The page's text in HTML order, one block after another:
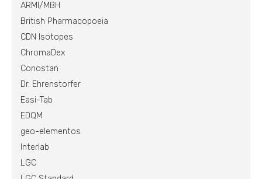
ARMI/MBH
British Pharmacopoeia
CDN Isotopes
ChromaDex
Conostan
Dr. Ehrenstorfer
Easi-Tab
EDQM
geo-elementos
Interlab
LGC